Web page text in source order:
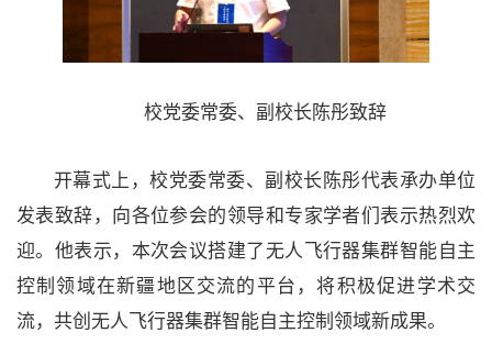
校党委常委、副校长陈彤致辞
开幕式上，校党委常委、副校长陈彤代表承办单位
发表致辞，向各位参会的领导和专家学者们表示热烈欢
迎。他表示，本次会议搭建了无人飞行器集群智能自主
控制领域在新疆地区交流的平台，将积极促进学术交
流，共创无人飞行器集群智能自主控制领域新成果。